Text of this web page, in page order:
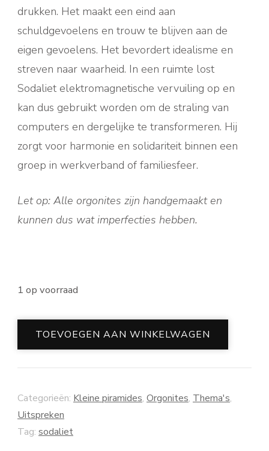
drukken. Het maakt een eind aan
schuldgevoelens en trouw te blijven aan de
eigen gevoelens. Het bevordert idealisme en
streven naar waarheid. In een ruimte lost
Sodaliet elektromagnetische vervuiling op en
kan dus gebruikt worden om de straling van
computers en dergelijke te transformeren. Hij
zorgt voor harmonie en solidariteit binnen een
groep in werkverband of familiesfeer.
Let op: Alle orgonites zijn handgemaakt en
kunnen dus wat imperfecties hebben.
1 op voorraad
Speak
TOEVOEGEN AAN WINKELWAGEN
Categorieën: Kleine piramides, Orgonites, Thema's,
Uitspreken
Tag: sodaliet